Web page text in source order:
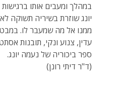
במהלך ומעבים אותו ברגישות
יונג שוזרת בשיריה תשוקה
ממנו אל מה שמעבר לו.
עדין, צנוע ונקי, תובנות
ספר ביכוריה של נעמה יונג.
(ד"ר דיתי רונן)